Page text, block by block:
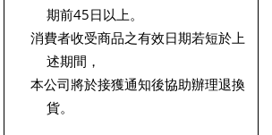
期前45 日以上。
消費者收受商品之有效日期若短於上
述期間，
本公司將於接獲通知後協助辦理退換
貨。